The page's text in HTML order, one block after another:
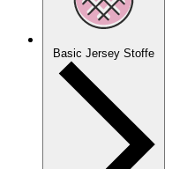
Basic Jersey Stoffe